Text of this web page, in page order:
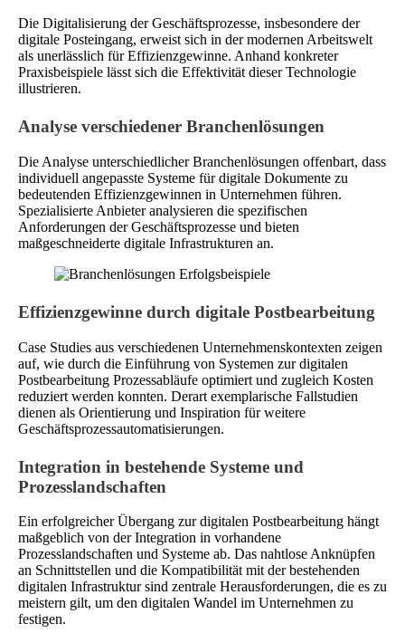
Die Digitalisierung der Geschäftsprozesse, insbesondere der
digitale Posteingang, erweist sich in der modernen Arbeitswelt
als unerlässlich für Effizienzgewinne. Anhand konkreter
Praxisbeispiele lässt sich die Effektivität dieser Technologie
illustrieren.
Analyse verschiedener Branchenlösungen
Die Analyse unterschiedlicher Branchenlösungen offenbart, dass
individuell angepasste Systeme für digitale Dokumente zu
bedeutenden Effizienzgewinnen in Unternehmen führen.
Spezialisierte Anbieter analysieren die spezifischen
Anforderungen der Geschäftsprozesse und bieten
maßgeschneiderte digitale Infrastrukturen an.
Effizienzgewinne durch digitale Postbearbeitung
Case Studies aus verschiedenen Unternehmenskontexten zeigen
auf, wie durch die Einführung von Systemen zur digitalen
Postbearbeitung Prozessabläufe optimiert und zugleich Kosten
reduziert werden konnten. Derart exemplarische Fallstudien
dienen als Orientierung und Inspiration für weitere
Geschäftsprozessautomatisierungen.
Integration in bestehende Systeme und
Prozesslandschaften
Ein erfolgreicher Übergang zur digitalen Postbearbeitung hängt
maßgeblich von der Integration in vorhandene
Prozesslandschaften und Systeme ab. Das nahtlose Anknüpfen
an Schnittstellen und die Kompatibilität mit der bestehenden
digitalen Infrastruktur sind zentrale Herausforderungen, die es zu
meistern gilt, um den digitalen Wandel im Unternehmen zu
festigen.